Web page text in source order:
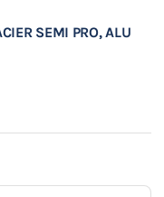
SEMI PRO, ALU